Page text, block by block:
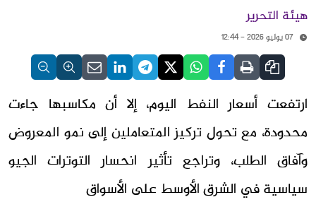
هيئة التحرير
07 يوليو 2026 - 12:44
ارتفعت أسعار النفط اليوم، إلا أن مكاسبها جاءت
محدودة، مع تحول تركيز المتعاملين إلى نمو المعروض
وآفاق الطلب، وتراجع تأثير انحسار التوترات الجيو
سياسية في الشرق الأوسط على الأسواق